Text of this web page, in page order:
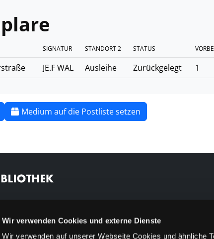
Wir verwenden Cookies und externe Dienste
Wir verwenden auf unserer Webseite Cookies und ähnliche
SIGNATUR STANDORT 2 STATUS
JE.F WAL Ausleihe Zurückgelegt 1
Medium auf die Postliste setzen
Feedback